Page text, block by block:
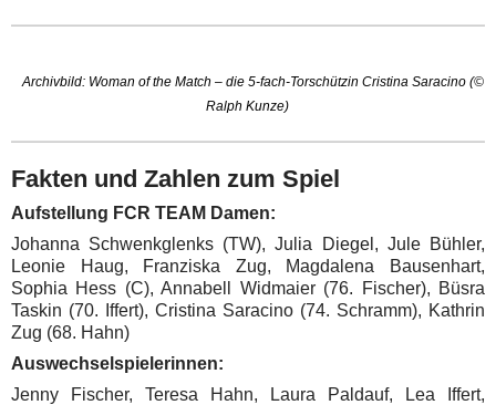
Archivbild: Woman of the Match – die 5-fach-Torschützin Cristina Saracino (©
Ralph Kunze)
Fakten und Zahlen zum Spiel
Aufstellung FCR TEAM Damen:
Johanna Schwenkglenks (TW), Julia Diegel, Jule Bühler,
Leonie Haug, Franziska Zug, Magdalena Bausenhart,
Sophia Hess (C), Annabell Widmaier (76. Fischer), Büsra
Taskin (70. Iffert), Cristina Saracino (74. Schramm), Kathrin
Zug (68. Hahn)
Auswechselspielerinnen:
Jenny Fischer, Teresa Hahn, Laura Paldauf, Lea Iffert,